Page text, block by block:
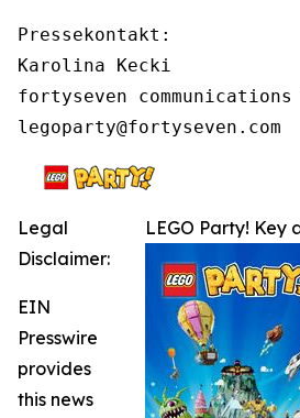
Pressekontakt:
Karolina Kecki
fortyseven
legoparty@fortyseven.com
LEGO Party! Key
Legal
Disclaimer:
EIN
Presswire
provides
this news